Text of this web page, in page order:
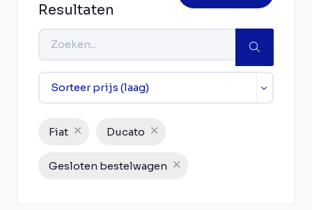
Resultaten
Fiat Ducato
Gesloten bestelwagen